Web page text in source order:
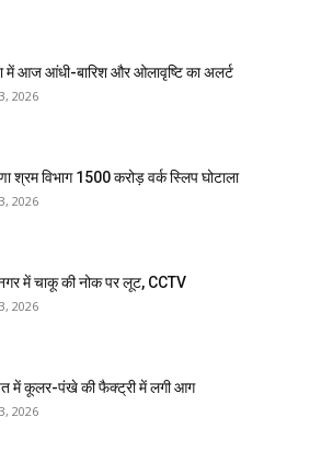
में आज आंधी-बारिश और ओलावृष्टि का अलर्ट
2026
श्रम विभाग 1500 करोड़ वर्क स्लिप घोटाला
2026
में चाकू की नोक पर लूट, CCTV
2026
में कूलर-पंखे की फैक्ट्री में लगी आग
2026